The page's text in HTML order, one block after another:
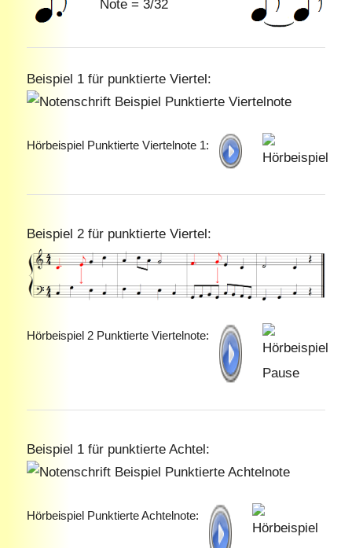
Note = 3/32
Beispiel 1 für punktierte Viertel:
Hörbeispiel Punktierte Viertelnote 1:
Beispiel 2 für punktierte Viertel:
Hörbeispiel 2 Punktierte Viertelnote:
Beispiel 1 für punktierte Achtel:
Hörbeispiel Punktierte Achtelnote: